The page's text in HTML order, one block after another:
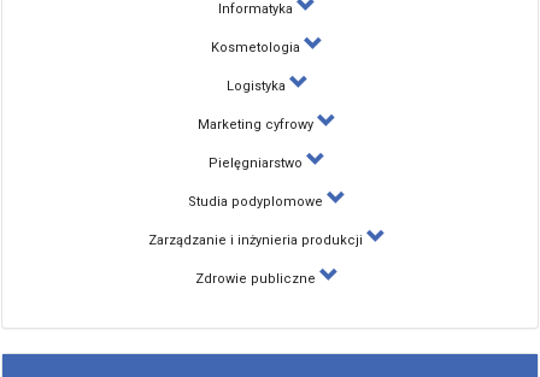
Informatyka
Kosmetologia
Logistyka
Marketing cyfrowy
Pielęgniarstwo
Studia podyplomowe
Zarządzanie i inżynieria produkcji
Zdrowie publiczne